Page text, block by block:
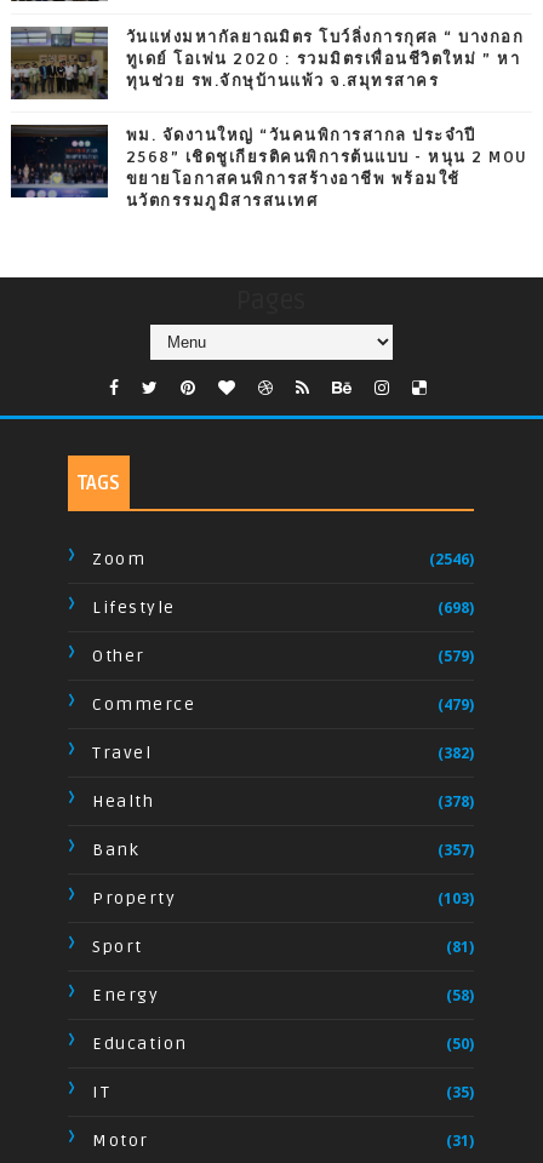
วันแห่งมหากัลยาณมิตร โบว์ลิ่งการกุศล “ บางกอก
ทูเดย์ โอเพ่น 2020 : รวมมิตรเพื่อนชีวิตใหม่ ” หา
ทุนช่วย รพ.จักษุบ้านแพ้ว จ.สมุทรสาคร
พม. จัดงานใหญ่ “วันคนพิการสากล ประจำปี
2568” เชิดชูเกียรติคนพิการต้นแบบ - หนุน 2 MOU
ขยายโอกาสคนพิการสร้างอาชีพ พร้อมใช้
นวัตกรรมภูมิสารสนเทศ
TAGS
Zoom (2546)
Lifestyle (698)
Other (579)
Commerce (479)
Travel (382)
Health (378)
Bank (357)
Property (103)
Sport (81)
Energy (58)
Education (50)
IT (35)
Motor (31)